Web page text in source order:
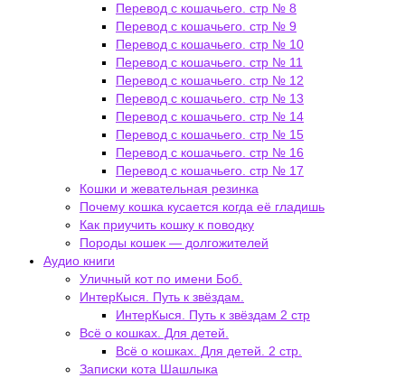
Перевод с кошачьего. стр № 8
Перевод с кошачьего. стр № 9
Перевод с кошачьего. стр № 10
Перевод с кошачьего. стр № 11
Перевод с кошачьего. стр № 12
Перевод с кошачьего. стр № 13
Перевод с кошачьего. стр № 14
Перевод с кошачьего. стр № 15
Перевод с кошачьего. стр № 16
Перевод с кошачьего. стр № 17
Кошки и жевательная резинка
Почему кошка кусается когда её гладишь
Как приучить кошку к поводку
Породы кошек — долгожителей
Аудио книги
Уличный кот по имени Боб.
ИнтерКыся. Путь к звёздам.
ИнтерКыся. Путь к звёздам 2 стр
Всё о кошках. Для детей.
Всё о кошках. Для детей. 2 стр.
Записки кота Шашлыка